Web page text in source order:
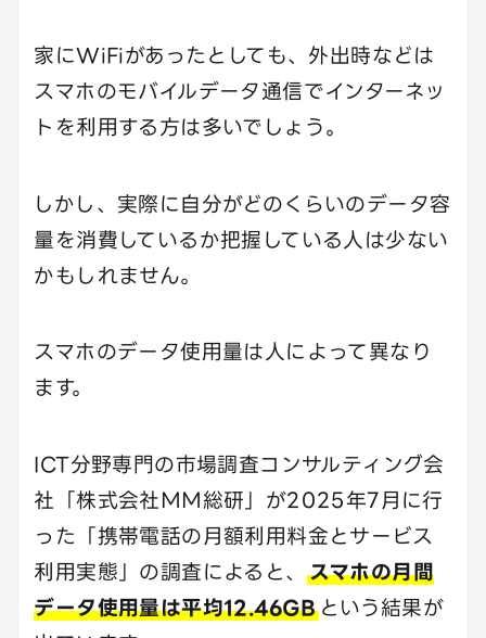
家にWiFiがあったとしても、外出時などは
スマホのモバイルデータ通信でインターネッ
トを利用する方は多いでしょう。
しかし、実際に自分がどのくらいのデータ容
量を消費しているか把握している人は少ない
かもしれません。
スマホのデータ使用量は人によって異なり
ます。
ICT分野専門の市場調査コンサルティング会
社「株式会社ＭＭ総研」が2025年7月に行
った「携帯電話の月額利用料金とサービス
利用実態」の調査によると、 スマホの月間
データ使用量は平均12.46GBという結果が